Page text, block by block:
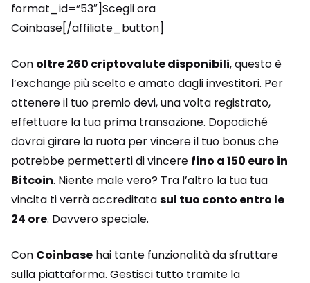
format_id=”53″]Scegli ora
Coinbase[/affiliate_button]
Con oltre 260 criptovalute disponibili, questo è
l’exchange più scelto e amato dagli investitori. Per
ottenere il tuo premio devi, una volta registrato,
effettuare la tua prima transazione. Dopodiché
dovrai girare la ruota per vincere il tuo bonus che
potrebbe permetterti di vincere fino a 150 euro in
Bitcoin. Niente male vero? Tra l’altro la tua tua
vincita ti verrà accreditatasul tuo conto entro le
24 ore. Davvero speciale.
Con Coinbase hai tante funzionalità da sfruttare
sulla piattaforma. Gestisci tutto tramite la